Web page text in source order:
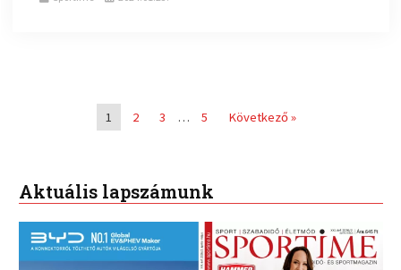
1 2 3 … 5 Következő »
Aktuális lapszámunk